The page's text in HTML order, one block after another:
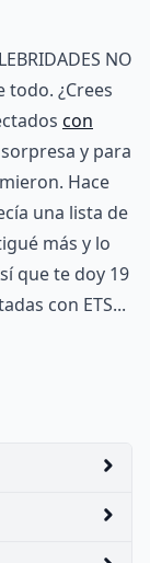
no
todo. ¿Crees
con
y para
Hace
una lista de
más y lo
que te doy 19
con ETS...